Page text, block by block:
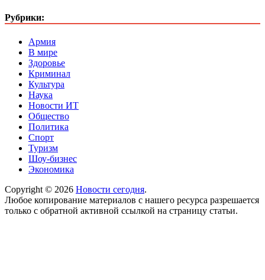
Рубрики:
Армия
В мире
Здоровье
Криминал
Культура
Наука
Новости ИТ
Общество
Политика
Спорт
Туризм
Шоу-бизнес
Экономика
Copyright © 2026 Новости сегодня.
Любое копирование материалов с нашего ресурса разрешается
только с обратной активной ссылкой на страницу статьи.